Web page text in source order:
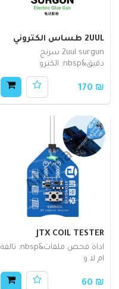
2UUL طساس الكتروني
2uul surgun سرنج
دقيق&nbsp; الكترو
₪ 170
JTX COIL TESTER
اداة فحص ملفات&nbsp; تالفة
ام لا و
₪ 60